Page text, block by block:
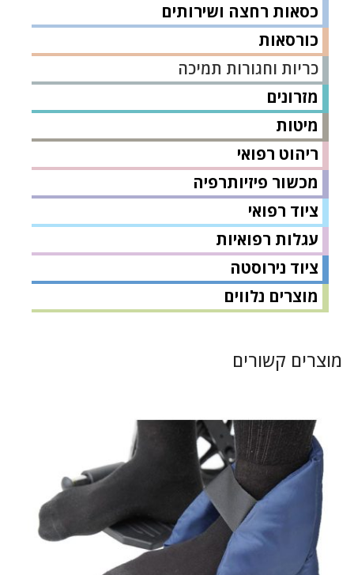
כסאות רחצה ושירותים
כורסאות
כריות וחגורות תמיכה
מזרונים
מיטות
ריהוט רפואי
מכשור פיזיותרפיה
ציוד רפואי
עגלות רפואיות
ציוד נירוסטה
מוצרים נלווים
מוצרים קשורים